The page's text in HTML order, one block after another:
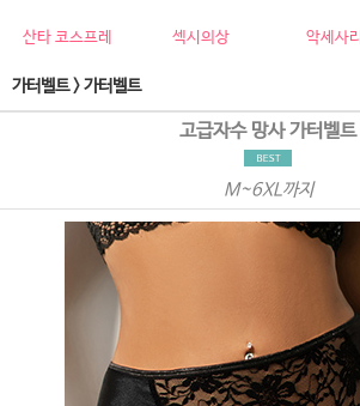
산타 코스프레 섹시의상 악세사리
가터벨트>가터벨트
고급자수 망사 가터벨트
M~6XL까지